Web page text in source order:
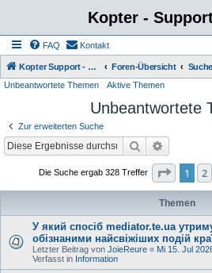
Kopter -
FAQ Kontakt
Kopter Support - von Anwendern für Anwender. Foren-Übersicht Suche
Unbeantwortete Themen Aktive Themen
Unbeantwortete
Zur erweiterten Suche
Suche
Die Suche ergab 328 Treffer Seite 1
1 2
Themen
У який спосіб mediator.te.ua
обізнаними найсвіжіших подій
Letzter Beitrag von JoieReure « Mi 15. Jul
Verfasst in Information